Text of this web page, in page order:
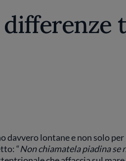
davvero lontane e non solo
“Non chiamatela piadina se